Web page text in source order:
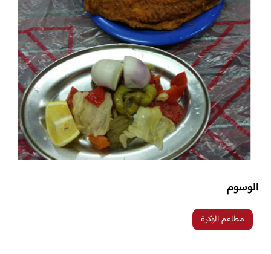
الوسوم
مطاعم الوكرة